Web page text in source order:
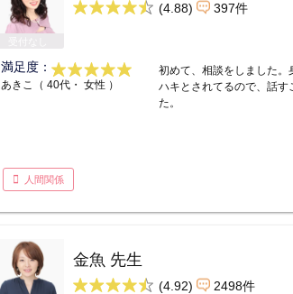
(4.88) 397件
満足度：
あきこ（ 40代・ 女性 ）
初めて、相談をしました
ハキとされてるので、話す
た。
人間関係
金魚 先生
(4.92) 2498件